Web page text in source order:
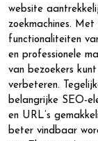
website
zoekmachines.
functionaliteiten
en professionele
van bezoekers
verbeteren.
belangrijke SEO-
en URL’s
beter vindbaar